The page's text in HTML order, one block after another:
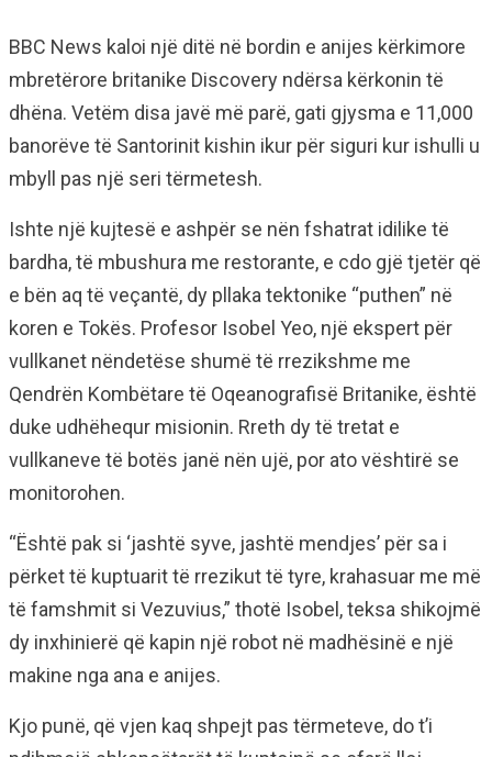
BBC News kaloi një ditë në bordin e anijes kërkimore
mbretërore britanike Discovery ndërsa kërkonin të
dhëna. Vetëm disa javë më parë, gati gjysma e 11,000
banorëve të Santorinit kishin ikur për siguri kur ishulli u
mbyll pas një seri tërmetesh.
Ishte një kujtesë e ashpër se nën fshatrat idilike të
bardha, të mbushura me restorante, e cdo gjë tjetër që
e bën aq të veçantë, dy pllaka tektonike “puthen” në
koren e Tokës. Profesor Isobel Yeo, një ekspert për
vullkanet nëndetëse shumë të rrezikshme me
Qendrën Kombëtare të Oqeanografisë Britanike, është
duke udhëhequr misionin. Rreth dy të tretat e
vullkaneve të botës janë nën ujë, por ato vështirë se
monitorohen.
“Është pak si ‘jashtë syve, jashtë mendjes’ për sa i
përket të kuptuarit të rrezikut të tyre, krahasuar me më
të famshmit si Vezuvius,” thotë Isobel, teksa shikojmë
dy inxhinierë që kapin një robot në madhësinë e një
makine nga ana e anijes.
Kjo punë, që vjen kaq shpejt pas tërmeteve, do t’i